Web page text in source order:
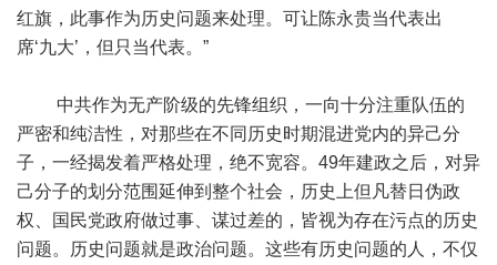
红旗，此事作为历史问题来处理。可让陈永贵当代表出
席‘九大’，但只当代表。”
中共作为无产阶级的先锋组织，一向十分注重队伍的
严密和纯洁性，对那些在不同历史时期混进党内的异己分
子，一经揭发着严格处理，绝不宽容。49年建政之后，对异
己分子的划分范围延伸到整个社会，历史上但凡替日伪政
权、国民党政府做过事、谋过差的，皆视为存在污点的历史
问题。历史问题就是政治问题。这些有历史问题的人，不仅